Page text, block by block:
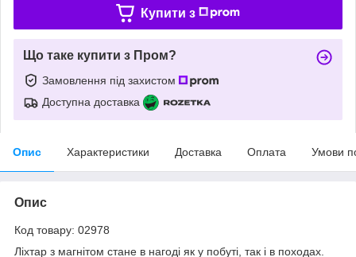
Купити з
Що таке купити з Пром?
Замовлення під захистом
Доступна доставка
Опис Характеристики Доставка Оплата Умови
Опис
Код товару: 02978
Ліхтар з магнітом стане в нагоді як у побуті, так і в походах.